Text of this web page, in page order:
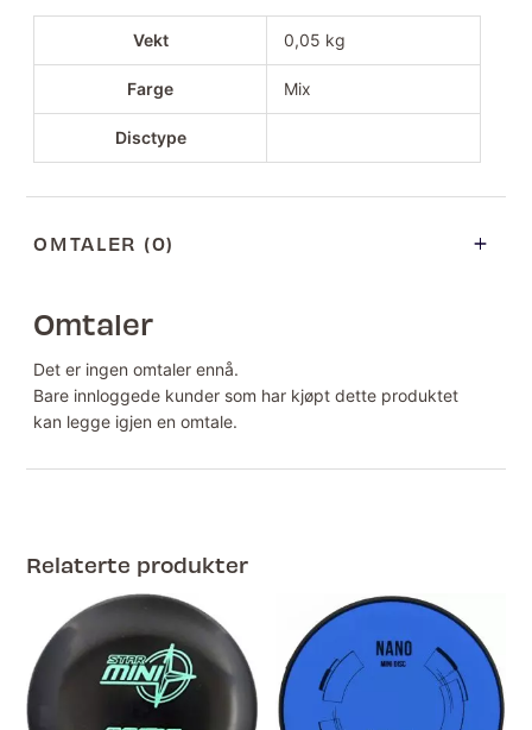
Vekt 0,05 kg
Farge Mix
Disctype
OMTALER (0)
Omtaler
Det er ingen omtaler ennå.
Bare innloggede kunder som har kjøpt dette produktet
kan legge igjen en omtale.
Relaterte produkter